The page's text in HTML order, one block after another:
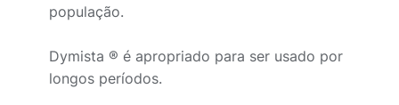
população.
Dymista ® é apropriado para ser usado por
longos períodos.